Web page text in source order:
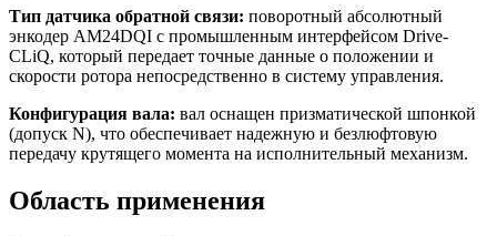
Тип датчика обратной связи: поворотный абсолютный
энкодер AM24DQI с промышленным интерфейсом Drive-
CLiQ, который передает точные данные о положении и
скорости ротора непосредственно в систему управления.
Конфигурация вала: вал оснащен призматической шпонкой
(допуск N), что обеспечивает надежную и безлюфтовую
передачу крутящего момента на исполнительный механизм.
Область применения